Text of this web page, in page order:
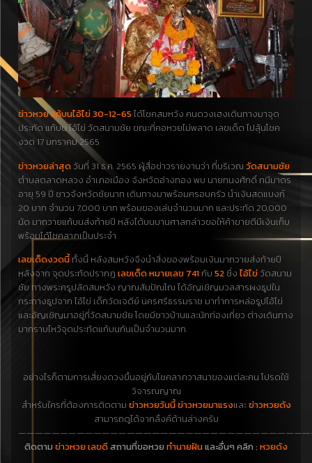
ข่าวหวย แก้บนไอ้ไข่ 30-12-65 ได้โชคสมหวัง คนดวงเฮงเดินทางมาจุด
ประทัด แก้บน ไอ้ไข่ วัดสนามชัย ขณะที่คอหวยไม่พลาด เลขเด็ด ไปลุ้นโชค
งวด 17 มกราคม 2565
ข่าวหวยล่าสุด วันที่ 31 ธ.ค. 2565 ผู้สื่อข่าวรายงานว่า ที่บริเวณ วัดสนามชัย
ตำบลตลาดหลวง อำเภอเมือง จังหวัดอ่างทอง พบ นายทนงศักดิ์ ทนีมาตร
อายุ 59 ปี ชาวจังหวัดชัยนาท เดินทางมาพร้อมครอบครัว นำเงินสดแบงก์
20 บาท จำนวน 7,000 บาท พร้อมของเล่นจำนวนมาก และประทัด 20,000
นัด มาถวายแก้บนส่งท้ายปี หลังได้บนบานศาลกล่าวขอให้ค้าขายดีมีเงินเก็บ
พร้อมได้โชคลาภเป็นประจำ
เลขเด็ดงวดนี้ ทั้งนี้ หลังสมหวังจึงนำสิ่งของพร้อมเงินมาถวายส่งท้ายปี
หลังจาก จุดประทัดปรากฏ เลขเด็ด หมายเลข 741กับ 52 ซึ่ง ไอ้ไข่ วัดสนาม
ชัย ทางพระครูปลัดสมหวัง ญาณสัมปัณโณ ได้อัญเชิญมวลสารผงธูปใน
กระถางธูปจาก ไอ้ไข่ เด็กวัดเจดีย์ นครศรีธรรมราช มาทำการหล่อรูปไอ้ไข่
และอัญเชิญมาอยู่ที่วัดสนามชัย โดยมีชาวบ้านและนักท่องเที่ยว ต่างเดินทาง
มากราบไหว้จุดประทัดแก้บนกันเป็นจำนวนมาก.
อย่างไรก็ตามการเสี่ยงดวงขึ้นอยู่กับโชคลาภวาสนาของแต่ละคน โปรดใช้
วิจารณญาณ
สำหรับใครที่ต้องการติดตาม ข่าวหวยวันนี้ ข่าวหวยมาแรงและข่าวหวยดัง
สามารถดูได้จากลิ้งค์ด้านล่างครับ
ติดตาม ข่าวหวย เลขดีสถานที่ขอหวย ทำนายฝันและอื่นๆ คลิก : หวยดัง